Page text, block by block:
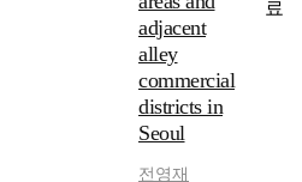
adjacent
alley
commercial
districts in
Seoul
전영재
료